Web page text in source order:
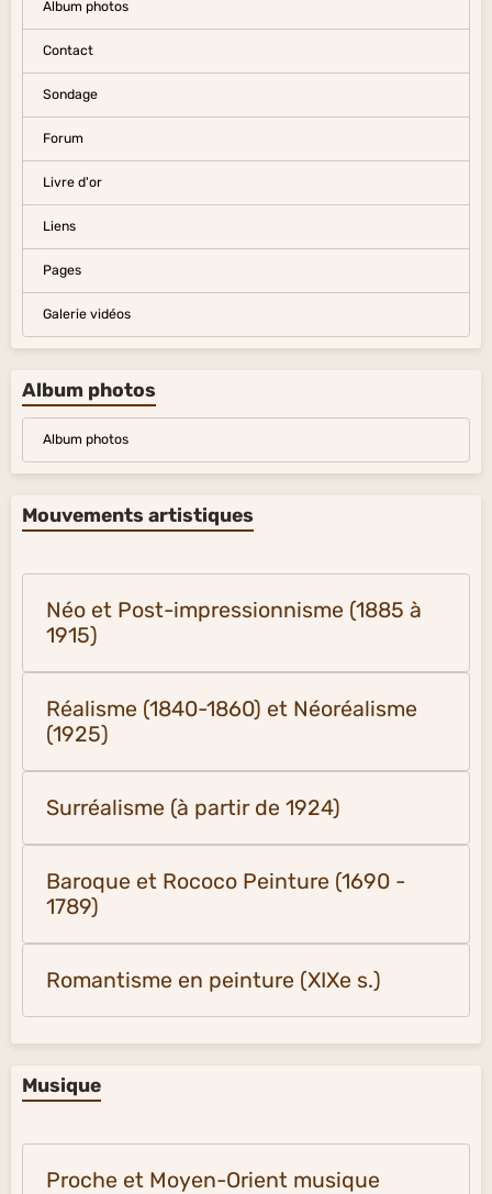
Album photos
Contact
Sondage
Forum
Livre d'or
Liens
Pages
Galerie vidéos
Album photos
Album photos
Mouvements artistiques
Néo et Post-impressionnisme (1885 à
1915)
Réalisme (1840-1860) et Néoréalisme
(1925)
Surréalisme (à partir de 1924)
Baroque et Rococo Peinture (1690 -
1789)
Romantisme en peinture (XIXe s.)
Musique
Proche et Moyen-Orient musique